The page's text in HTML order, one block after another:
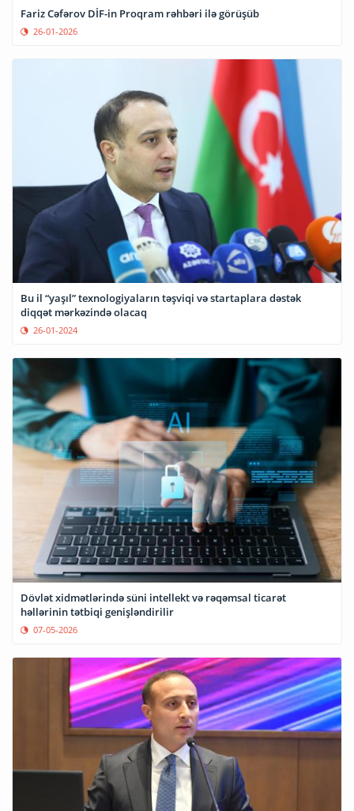
Fariz Cəfərov DİF-in Proqram rəhbəri ilə görüşüb
26-01-2026
Bu il “yaşıl” texnologiyaların təşviqi və startaplara dəstək
diqqət mərkəzində olacaq
26-01-2024
Dövlət xidmətlərində süni intellekt və rəqəmsal ticarət
həllərinin tətbiqi genişləndirilir
07-05-2026